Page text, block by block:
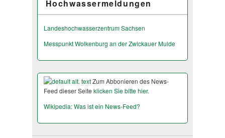
Hochwassermeldungen
Landeshochwas­serzentrum Sachsen
Messpunkt Wolkenburg an der Zwickauer Mulde
Zum Abbonieren des News-
Feed dieser Seite klicken Sie bitte hier.
Wikipedia: Was ist ein News-Feed?